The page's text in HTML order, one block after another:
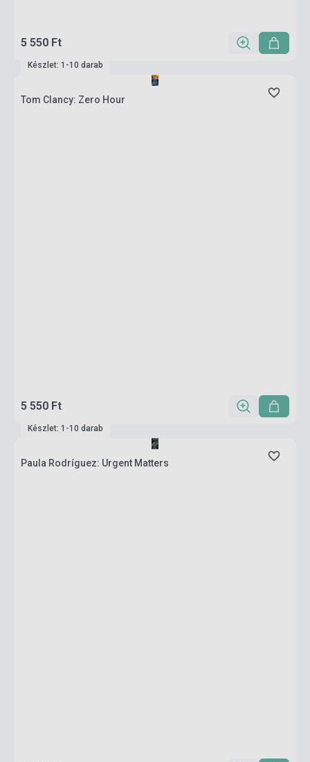
5 550 Ft
Készlet: 1-10 darab
Tom Clancy: Zero Hour
5 550 Ft
Készlet: 1-10 darab
Paula Rodríguez: Urgent Matters